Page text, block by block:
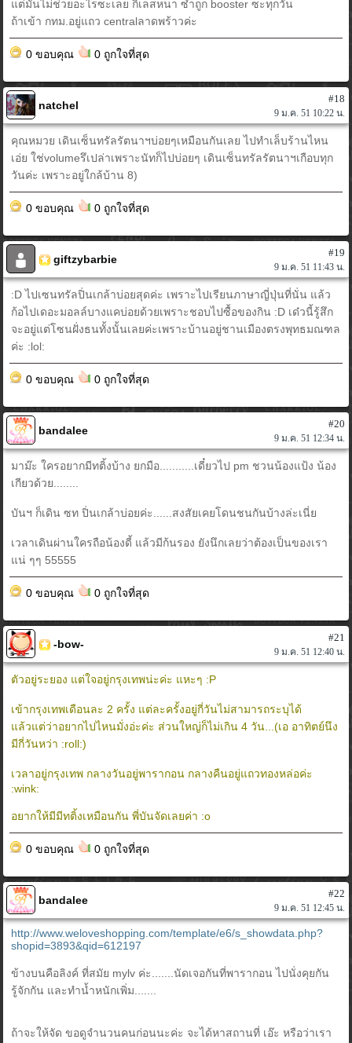
แต่มันไม่ช่วยอะไรซะเลย กิเลสหนา ซ้ำถูก booster ซะทุกวัน
ถ้าเข้า กทม.อยู่แถว centralลาดพร้าวค่ะ
0 ขอบคุณ 0 ถูกใจที่สุด
natchel
#18
9 ม.ค. 51 10:22 น.
คุณหมวย เดินเซ็นทรัลรัตนาฯบ่อยๆเหมือนกันเลย ไปทำเล็บร้านไหน
เอ่ย ใช่volumeรึเปล่าเพราะนัทก็ไปบ่อยๆ เดินเซ็นทรัลรัตนาฯเกือบทุก
วันค่ะ เพราะอยู่ใกล้บ้าน 8)
0 ขอบคุณ 0 ถูกใจที่สุด
giftzybarbie
#19
9 ม.ค. 51 11:43 น.
:D ไปเซนทรัลปิ่นเกล้าบ่อยสุดค่ะ เพราะไปเรียนภาษาญี่ปุ่นที่นั่น แล้ว
ก้อไปเดอะมอลล์บางแคบ่อยด้วยเพราะชอบไปซื้อของกิน :D เด๋วนี้รู้สึก
จะอยู่แต่โซนฝั่งธนทั้งนั้นเลยค่ะเพราะบ้านอยู่ชานเมืองตรงพุทธมณฑล
ค่ะ :lol:
0 ขอบคุณ 0 ถูกใจที่สุด
bandalee
#20
9 ม.ค. 51 12:34 น.
มาม๊ะ ใครอยากมีทติ้งบ้าง ยกมือ...........เดี๋ยวไป pm ชวนน้องแป้ง น้อง
เกียวด้วย........
บันฯ ก็เดิน ซท ปิ่นเกล้าบ่อยค่ะ......สงสัยเคยโดนชนกันบ้างล่ะเนี่ย
เวลาเดินผ่านใครถือน้องดี้ แล้วมีก้นรอง ยังนึกเลยว่าต้องเป็นของเรา
แน่ ๆๆ 55555
0 ขอบคุณ 0 ถูกใจที่สุด
-bow-
#21
9 ม.ค. 51 12:40 น.
ตัวอยู่ระยอง แต่ใจอยู่กรุงเทพน่ะค่ะ แหะๆ :P
เข้ากรุงเทพเดือนละ 2 ครั้ง แต่ละครั้งอยู่กี่วันไม่สามารถระบุได้
แล้วแต่ว่าอยากไปไหนมั่งอ่ะค่ะ ส่วนใหญ่ก็ไม่เกิน 4 วัน...(เอ อาทิตย์นึง
มีกี่วันหว่า :roll:)
เวลาอยู่กรุงเทพ กลางวันอยู่พารากอน กลางคืนอยู่แถวทองหล่อค่ะ
:wink:
อยากให้มีมีทติ้งเหมือนกัน พี่บันจัดเลยค่า :o
0 ขอบคุณ 0 ถูกใจที่สุด
bandalee
#22
9 ม.ค. 51 12:45 น.
http://www.weloveshopping.com/template/e6/s_showdata.php?
shopid=3893&qid=612197
ข้างบนคือลิงค์ ที่สมัย mylv ค่ะ.......นัดเจอกันที่พารากอน ไปนั่งคุยกัน
รู้จักกัน และทำน้ำหนักเพิ่ม.......
ถ้าจะให้จัด ขอดูจำนวนคนก่อนนะค่ะ จะได้หาสถานที่ เอ๊ะ หรือว่าเรา